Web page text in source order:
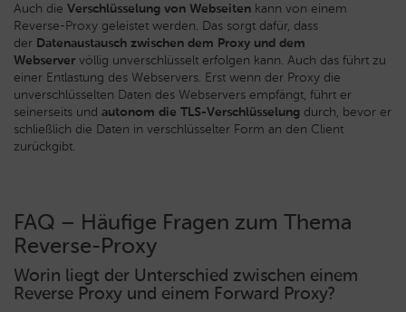
Auch die Verschlüsselung von Webseiten kann von einem
Reverse-Proxy geleistet werden. Das sorgt dafür, dass
der Datenaustausch zwischen dem Proxy und dem
Webserver völlig unverschlüsselt erfolgen kann. Auch das führt zu
einer Entlastung des Webservers. Erst wenn der Proxy die
unverschlüsselten Daten des Webservers empfängt, führt er
seinerseits und autonom die TLS-Verschlüsselung durch, bevor er
schließlich die Daten in verschlüsselter Form an den Client
zurückgibt.
FAQ – Häufige Fragen zum Thema
Reverse-Proxy
Worin liegt der Unterschied zwischen einem
Reverse Proxy und einem Forward Proxy?